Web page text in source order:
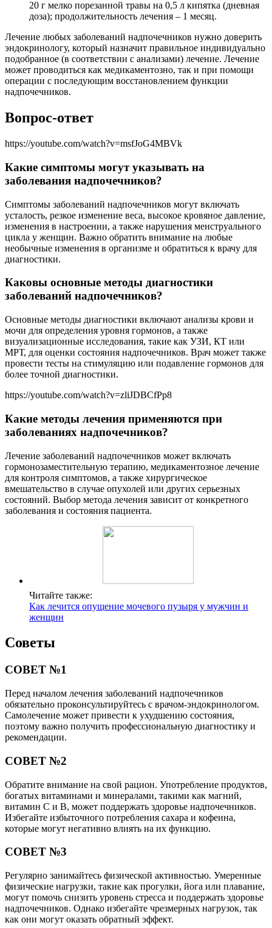
20 г мелко порезанной травы на 0,5 л кипятка (дневная
доза); продолжительность лечения – 1 месяц.
Лечение любых заболеваний надпочечников нужно доверить
эндокринологу, который назначит правильное индивидуально
подобранное (в соответствии с анализами) лечение. Лечение
может проводиться как медикаментозно, так и при помощи
операции с последующим восстановлением функции
надпочечников.
Вопрос-ответ
https://youtube.com/watch?v=msfJoG4MBVk
Какие симптомы могут указывать на
заболевания надпочечников?
Симптомы заболеваний надпочечников могут включать
усталость, резкое изменение веса, высокое кровяное давление,
изменения в настроении, а также нарушения менструального
цикла у женщин. Важно обратить внимание на любые
необычные изменения в организме и обратиться к врачу для
диагностики.
Каковы основные методы диагностики
заболеваний надпочечников?
Основные методы диагностики включают анализы крови и
мочи для определения уровня гормонов, а также
визуализационные исследования, такие как УЗИ, КТ или
МРТ, для оценки состояния надпочечников. Врач может также
провести тесты на стимуляцию или подавление гормонов для
более точной диагностики.
https://youtube.com/watch?v=zliJDBCfPp8
Какие методы лечения применяются при
заболеваниях надпочечников?
Лечение заболеваний надпочечников может включать
гормонозаместительную терапию, медикаментозное лечение
для контроля симптомов, а также хирургическое
вмешательство в случае опухолей или других серьезных
состояний. Выбор метода лечения зависит от конкретного
заболевания и состояния пациента.
Читайте также:
Как лечится опущение мочевого пузыря у мужчин и
женщин
Советы
СОВЕТ №1
Перед началом лечения заболеваний надпочечников
обязательно проконсультируйтесь с врачом-эндокринологом.
Самолечение может привести к ухудшению состояния,
поэтому важно получить профессиональную диагностику и
рекомендации.
СОВЕТ №2
Обратите внимание на свой рацион. Употребление продуктов,
богатых витаминами и минералами, такими как магний,
витамин C и B, может поддержать здоровье надпочечников.
Избегайте избыточного потребления сахара и кофеина,
которые могут негативно влиять на их функцию.
СОВЕТ №3
Регулярно занимайтесь физической активностью. Умеренные
физические нагрузки, такие как прогулки, йога или плавание,
могут помочь снизить уровень стресса и поддержать здоровье
надпочечников. Однако избегайте чрезмерных нагрузок, так
как они могут оказать обратный эффект.